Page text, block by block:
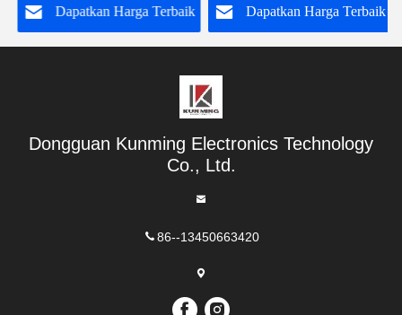
Dapatkan Harga Terbaik
Dapatkan Harga Terbaik
Dongguan Kunming Electronics Technology
Co., Ltd.
86--13450663420